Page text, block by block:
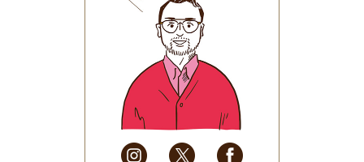
2025年8月(31)
2025年7月(37)
2025年6月(48)
2025年5月
(41)
2025年4月
(32)
2025年3月(31)
2025年2月
(28)